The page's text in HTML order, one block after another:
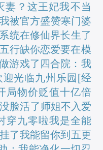
妻？这王妃我不当
被官方盛赞寒门婆
统在修仙界长生了
行缺你恋爱要在模
游戏了 四合院：我
迎光临九州乐园[经
局物价贬值十亿倍
脸活了 师姐不入爱
穿九零啦我是全能
了我能留你到五更